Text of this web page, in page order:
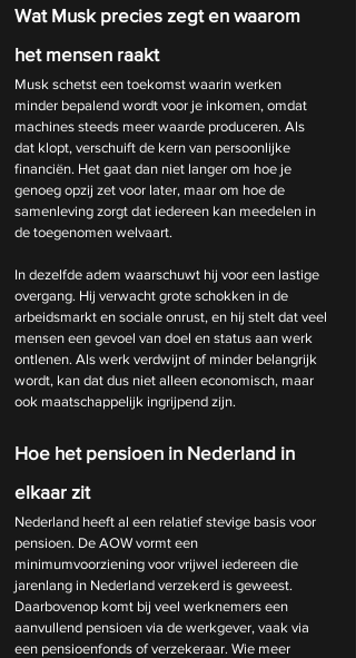
Wat Musk precies zegt en waarom
het mensen raakt
Musk schetst een toekomst waarin werken
minder bepalend wordt voor je inkomen, omdat
machines steeds meer waarde produceren. Als
dat klopt, verschuift de kern van persoonlijke
financiën. Het gaat dan niet langer om hoe je
genoeg opzij zet voor later, maar om hoe de
samenleving zorgt dat iedereen kan meedelen in
de toegenomen welvaart.
In dezelfde adem waarschuwt hij voor een lastige
overgang. Hij verwacht grote schokken in de
arbeidsmarkt en sociale onrust, en hij stelt dat veel
mensen een gevoel van doel en status aan werk
ontlenen. Als werk verdwijnt of minder belangrijk
wordt, kan dat dus niet alleen economisch, maar
ook maatschappelijk ingrijpend zijn.
Hoe het pensioen in Nederland in
elkaar zit
Nederland heeft al een relatief stevige basis voor
pensioen. De AOW vormt een
minimumvoorziening voor vrijwel iedereen die
jarenlang in Nederland verzekerd is geweest.
Daarbovenop komt bij veel werknemers een
aanvullend pensioen via de werkgever, vaak via
een pensioenfonds of verzekeraar. Wie meer